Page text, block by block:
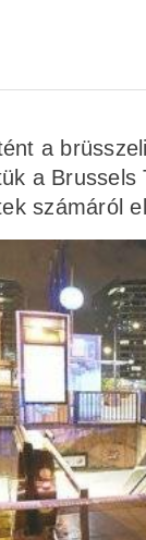
a
a
számáról